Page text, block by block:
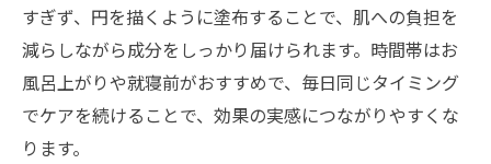
すぎず、円を描くように塗布することで、肌への負担を
減らしながら成分をしっかり届けられます。時間帯はお
風呂上がりや就寝前がおすすめで、毎日同じタイミング
でケアを続けることで、効果の実感につながりやすくな
ります。